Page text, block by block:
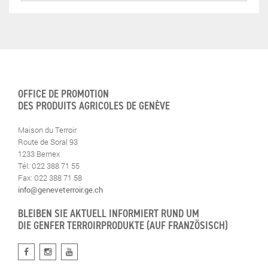
OFFICE DE PROMOTION
DES PRODUITS AGRICOLES DE GENÈVE
Maison du Terroir
Route de Soral 93
1233 Bernex
Tél: 022 388 71 55
Fax: 022 388 71 58
info@geneveterroir.ge.ch
BLEIBEN SIE AKTUELL INFORMIERT RUND UM
DIE GENFER TERROIRPRODUKTE (AUF FRANZÖSISCH)